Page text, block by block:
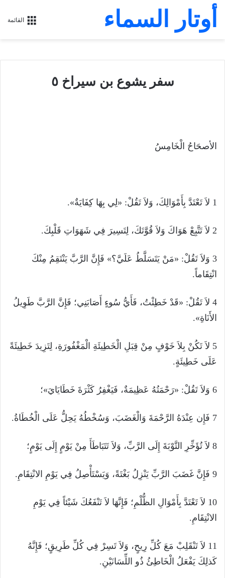
القائمة أوتار السماء
سفر يشوع بن سيراخ ٥
الأصحَاحُ الْخَامِسُ
1 لاَ تَعْتَدَّ بِأَمْوَالِكَ، وَلاَ تَقُلْ: «لِي بِهَا كِفَايَةٌ».
2 لاَ تَتَّبِعْ هَوَاكَ وَلاَ قُوَّتَكَ، لِتَسِيرَ فِي شَهَوَاتِ قَلْبِكَ.
3 وَلاَ تَقُلْ: «مَنْ يَتَسَلَّطُ عَلَيَّ؟» فَإِنَّ الرَّبَّ يَنْتَقِمُ مِنْكَ
انْتِقَاماً.
4 لاَ تَقُلْ: «قَدْ خَطِئْتُ، فَأَيُّ سُوءٍ أَصَابَنِي؛ فَإِنَّ الرَّبَّ طَوِيلُ
الأَنَاةِ».
5 لاَ تَكُنْ بِلاَ خَوْفٍ مِنْ قِبَلِ الْخَطِيئَةِ الْمَغْفُورَةِ، لِتَزِيدَ خَطِيئَةً
عَلَى خَطِيئَةٍ.
6 وَلاَ تَقُلْ: «رَحْمَتُهُ عَظِيمَةٌ، فَيَغْفِرُ كَثْرَةَ خَطَايَايَ»؛
7 فَإِن عِنْدَهُ الرَّحْمَةَ وَالْغَضَبَ، وَسُخْطُهُ يَحِلُّ عَلَى الْخُطَاةُ.
8 لاَ تُؤَخِّرِ التَّوْبَةَ إِلَى الرَّبِّ، وَلاَ تَتَبَاطَأَ مِنْ يَوْمٍ إِلَى يَوْمٍ؛
9 فَإِنَّ غَضَبَ الرَّبِّ يَنْزِلُ بَغْتَةً، وَيَسْتَأْصِلُ فِي يَوْمِ الانْتِقَامِ.
10 لاَ تَعْتَدَّ بِأَمْوَالِ الظُّلْمِ؛ فَإِنَّهَا لاَ تَنْفَعُكَ شَيْئاً فِي يَوْمِ
الانْتِقَامِ.
11 لاَ تَنْقَلِبْ مَعَ كُلِّ رِيحٍ، وَلاَ تَسِرْ فِي كُلِّ طَرِيقٍ؛ فَإِنَّهُ
كَذلِكَ يَفْعَلُ الْخَاطِئُ ذُو اللِّسَانَيْنِ.